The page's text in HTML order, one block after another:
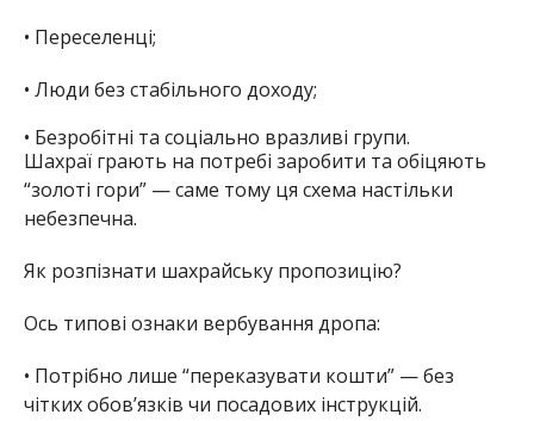
• Переселенці;
• Люди без стабільного доходу;
• Безробітні та соціально вразливі групи.
Шахраї грають на потребі заробити та обіцяють
“золоті гори” — саме тому ця схема настільки
небезпечна.
Як розпізнати шахрайську пропозицію?
Ось типові ознаки вербування дропа:
• Потрібно лише “переказувати кошти” — без
чітких обов’язків чи посадових інструкцій.